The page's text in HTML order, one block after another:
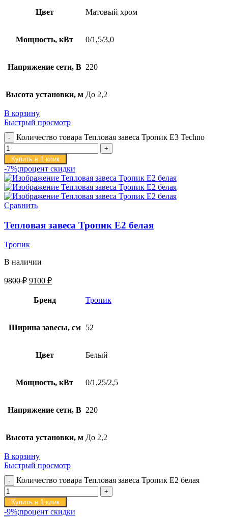
Цвет Матовый хром
Мощность, кВт 0/1,5/3,0
Напряжение сети, В 220
Высота установки, м До 2,2
В корзину
Быстрый просмотр
Количество товара Тепловая завеса Тропик E3 Techno
Купить в 1 клик
-7%;процент скидки
Сравнить
Тепловая завеса Тропик E2 белая
Тропик
В наличии
9800₽ 9100 ₽
Бренд Тропик
Ширина завесы, см 52
Цвет Белый
Мощность, кВт 0/1,25/2,5
Напряжение сети, В 220
Высота установки, м До 2,2
В корзину
Быстрый просмотр
Количество товара Тепловая завеса Тропик E2 белая
Купить в 1 клик
-9%;процент скидки